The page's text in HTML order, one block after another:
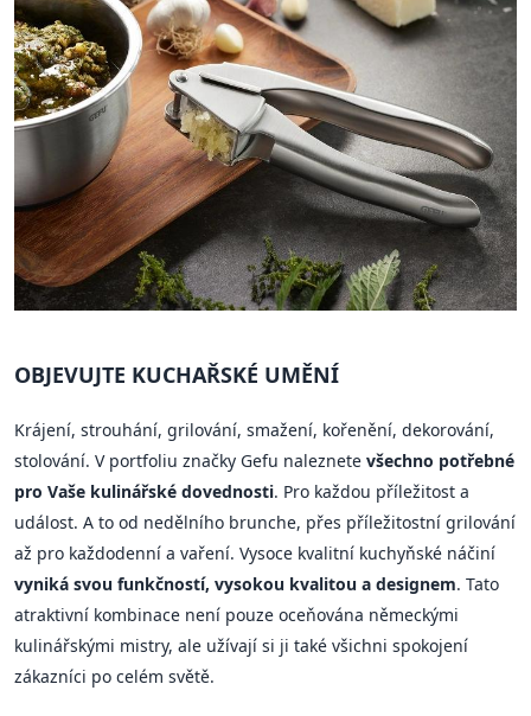
OBJEVUJTE KUCHAŘSKÉ UMĚNÍ
Krájení, strouhání, grilování, smažení, kořenění, dekorování,
stolování. V portfoliu značky Gefu naleznete všechno potřebné
pro Vaše kulinářské dovednosti. Pro každou příležitost a
událost. A to od nedělního brunche, přes příležitostní grilování
až pro každodenní a vaření. Vysoce kvalitní kuchyňské náčiní
vyniká svou funkčností, vysokou kvalitou a designem. Tato
atraktivní kombinace není pouze oceňována německými
kulinářskými mistry, ale užívají si ji také všichni spokojení
zákazníci po celém světě.